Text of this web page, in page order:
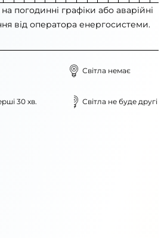
погодинні графіки або аварійні
від оператора енергосистеми.
Світла немає
30 хв. Світла не буде другі